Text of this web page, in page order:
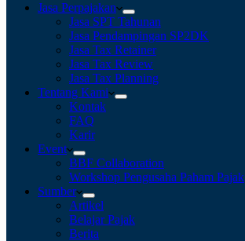
Jasa Perpajakan
Jasa SPT Tahunan
Jasa Pendampingan SP2DK
Jasa Tax Retainer
Jasa Tax Review
Jasa Tax Planning
Tentang Kami
Kontak
FAQ
Karir
Event
BBF Collaboration
Workshop Pengusaha Paham Pajak
Sumber
Artikel
Belajar Pajak
Berita